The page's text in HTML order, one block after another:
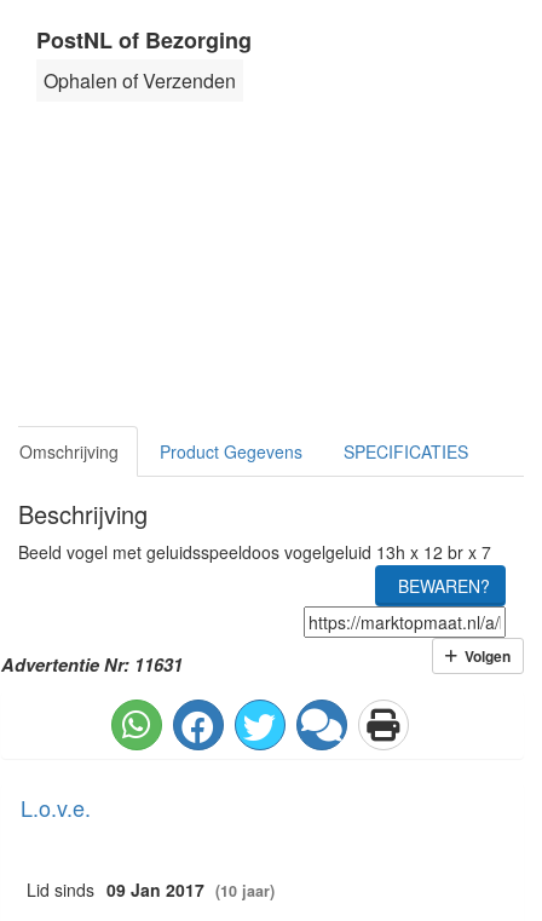
PostNL of Bezorging
Ophalen of Verzenden
Omschrijving Product Gegevens SPECIFICATIES
Beschrijving
Beeld vogel met geluidsspeeldoos vogelgeluid 13h x 12 br x 7
BEWAREN?
Advertentie Nr: 11631 Volgen
L.o.v.e.
Lid sinds 09 Jan 2017 (10 jaar)